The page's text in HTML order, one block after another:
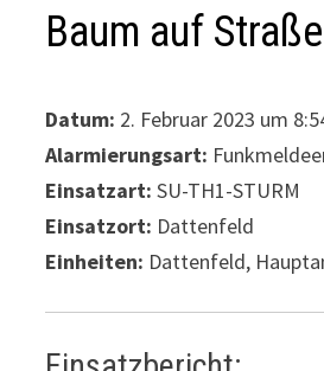
Baum auf Straße
Datum: 2. Februar 2023 um
Alarmierungsart:
Einsatzart: SU-TH1-STURM
Einsatzort: Dattenfeld
Einheiten: Dattenfeld,